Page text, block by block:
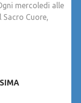
mercoledi alle
Sacro Cuore,